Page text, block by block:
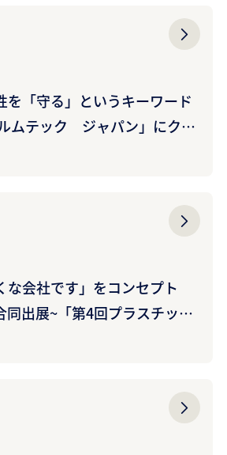
を「守る」というキーワード
ムテック ジャパン」にクラ
な会社です」をコンセプト
同出展~「第4回プラスチック